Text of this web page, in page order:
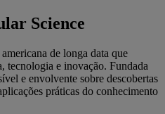
Science
de longa data que
tecnologia e inovação. Fundada
e envolvente sobre descobertas
práticas do conhecimento